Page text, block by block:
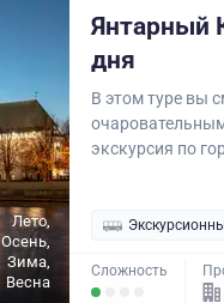
Лето,
Осень,
Зима,
Весна
Янтарный
дня
В этом туре вы
экскурсия по
Сложность